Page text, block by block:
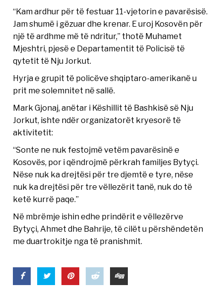
“Kam ardhur për të festuar 11-vjetorin e pavarësisë.
Jam shumë i gëzuar dhe krenar. E uroj Kosovën për
një të ardhme më të ndritur,” thotë Muhamet
Mjeshtri, pjesë e Departamentit të Policisë të
qytetit të Nju Jorkut.
Hyrja e grupit të policëve shqiptaro-amerikanë u
prit me solemnitet në sallë.
Mark Gjonaj, anëtar i Këshillit të Bashkisë së Nju
Jorkut, ishte ndër organizatorët kryesorë të
aktivitetit:
“Sonte ne nuk festojmë vetëm pavarësinë e
Kosovës, por i qëndrojmë përkrah familjes Bytyçi.
Nëse nuk ka drejtësi për tre djemtë e tyre, nëse
nuk ka drejtësi për tre vëllezërit tanë, nuk do të
ketë kurrë paqe.”
Në mbrëmje ishin edhe prindërit e vëllezërve
Bytyçi, Ahmet dhe Bahrije, të cilët u përshëndetën
me duartrokitje nga të pranishmit.